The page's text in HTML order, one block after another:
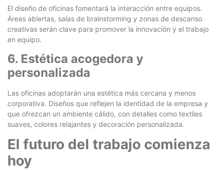
El diseño de oficinas fomentará la interacción entre equipos.
Áreas abiertas, salas de brainstorming y zonas de descanso
creativas serán clave para promover la innovación y el trabajo
en equipo.
6. Estética acogedora y
personalizada
Las oficinas adoptarán una estética más cercana y menos
corporativa. Diseños que reflejen la identidad de la empresa y
que ofrezcan un ambiente cálido, con detalles como textiles
suaves, colores relajantes y decoración personalizada.
El futuro del trabajo comienza
hoy